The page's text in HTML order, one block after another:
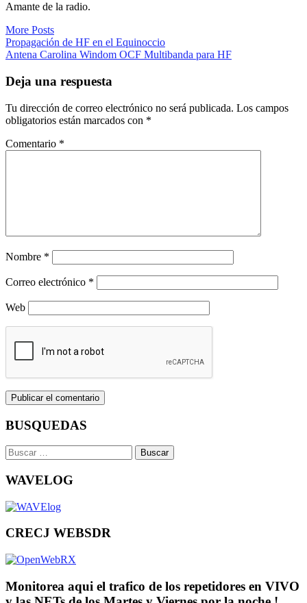
Amante de la radio.
More Posts
Navegación
de
entradas
Propagación de HF en el Equinoccio
Antena Carolina Windom OCF Multibanda para HF
Deja una respuesta
Tu dirección de correo electrónico no será publicada. Los campos
obligatorios están marcados con *
Comentario *
Nombre *
Correo electrónico *
Web
BUSQUEDAS
Buscar:
WAVELOG
CRECJ WEBSDR
Monitorea aqui el trafico de los repetidores en VIVO